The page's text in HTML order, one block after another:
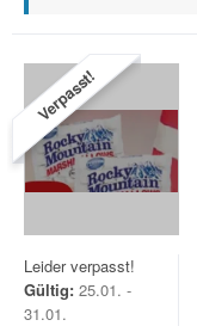
Verpasst!
Leider verpasst!
Gültig: 25.01. -
31.01.